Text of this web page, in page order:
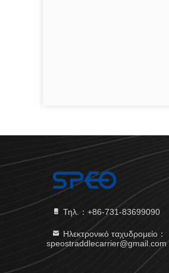
Τηλ.：+86-731-83699090
Ηλεκτρονικό ταχυδρομείο：
speostraddlecarrier@gmail.com